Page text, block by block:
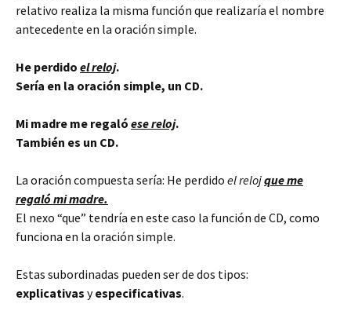
relativo realiza la misma función que realizaría el nombre
antecedente en la oración simple.
He perdido el reloj.
Sería en la oración simple, un CD.
Mi madre me regaló ese reloj.
También es un CD.
La oración compuesta sería: He perdido el relojque me
regaló mi madre.
El nexo “que” tendría en este caso la función de CD, como
funciona en la oración simple.
Estas subordinadas pueden ser de dos tipos:
explicativas yespecificativas.